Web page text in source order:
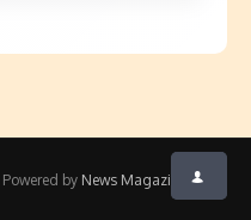
by News Magazine X